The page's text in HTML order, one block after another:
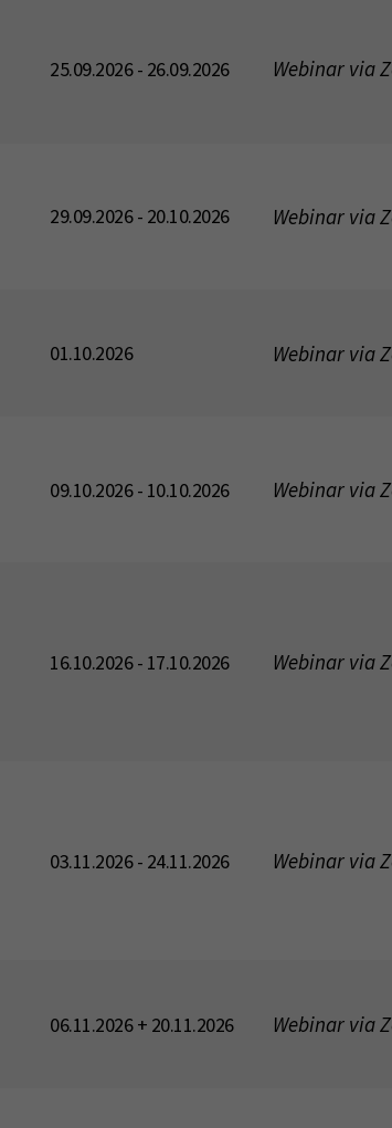
25.09.2026 - 26.09.2026 Webinar via
29.09.2026 - 20.10.2026 Webinar via
01.10.2026 Webinar via
09.10.2026 - 10.10.2026 Webinar via
16.10.2026 - 17.10.2026 Webinar via
03.11.2026 - 24.11.2026 Webinar via
06.11.2026 + 20.11.2026 Webinar via